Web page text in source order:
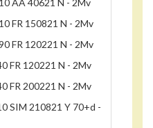
AA 40621 N - 2Mv
FR 150821 N - 2Mv
FR 120221 N - 2Mv
FR 120221 N - 2Mv
FR 200221 N - 2Mv
SIM 210821 Y 70+d -